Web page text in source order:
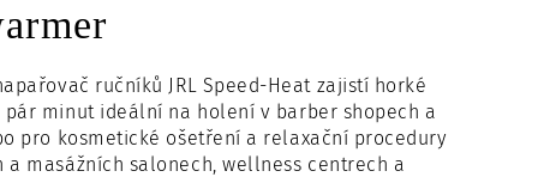
ručníků JRL Speed-Heat zajistí horké
pár minut ideální na holení v barber shopech a
pro kosmetické ošetření a relaxační procedury
a masážních salonech, wellness centrech a